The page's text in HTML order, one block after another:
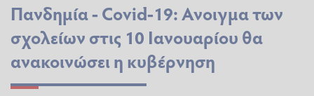
Πανδημία - Covid-19: Ανοιγμα των
σχολείων στις 10 Ιανουαρίου θα
ανακοινώσει η κυβέρνηση